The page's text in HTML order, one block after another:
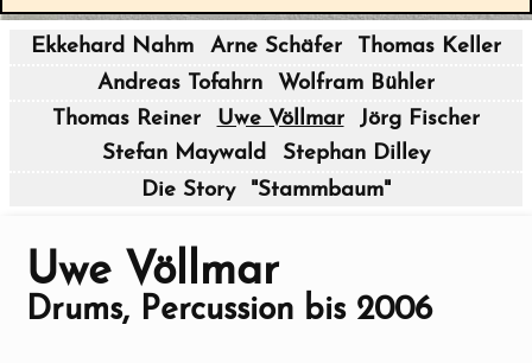
Ekkehard Nahm Arne Schäfer Thomas Keller
Andreas Tofahrn Wolfram Bühler
|
Thomas Reiner Uwe Völlmar
Jörg Fischer
Stefan Maywald
Stephan Dilley
|
Die Story "Stammbaum"
Uwe Völlmar
Drums, Percussion bis 2006